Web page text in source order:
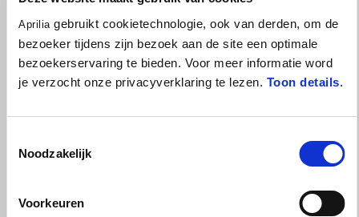
Aprilia gebruikt cookietechnologie, ook van derden, om de
bezoeker tijdens zijn bezoek aan de site een optimale
bezoekerservaring te bieden. Voor meer informatie word
je verzocht onze privacyverklaring te lezen. Toon details.
Noodzakelijk
Voorkeuren
accessoirevoordeel